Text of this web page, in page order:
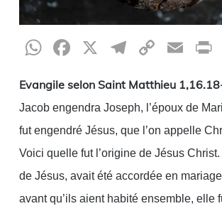
WhatsApp
Facebook
X
Copy
Evangile selon Saint Matthieu
Jacob engendra Joseph, l’époux de
fut engendré Jésus, que l’on appelle
Voici quelle fut l’origine de Jésus
de Jésus, avait été accordée en
avant qu’ils aient habité ensemble, elle